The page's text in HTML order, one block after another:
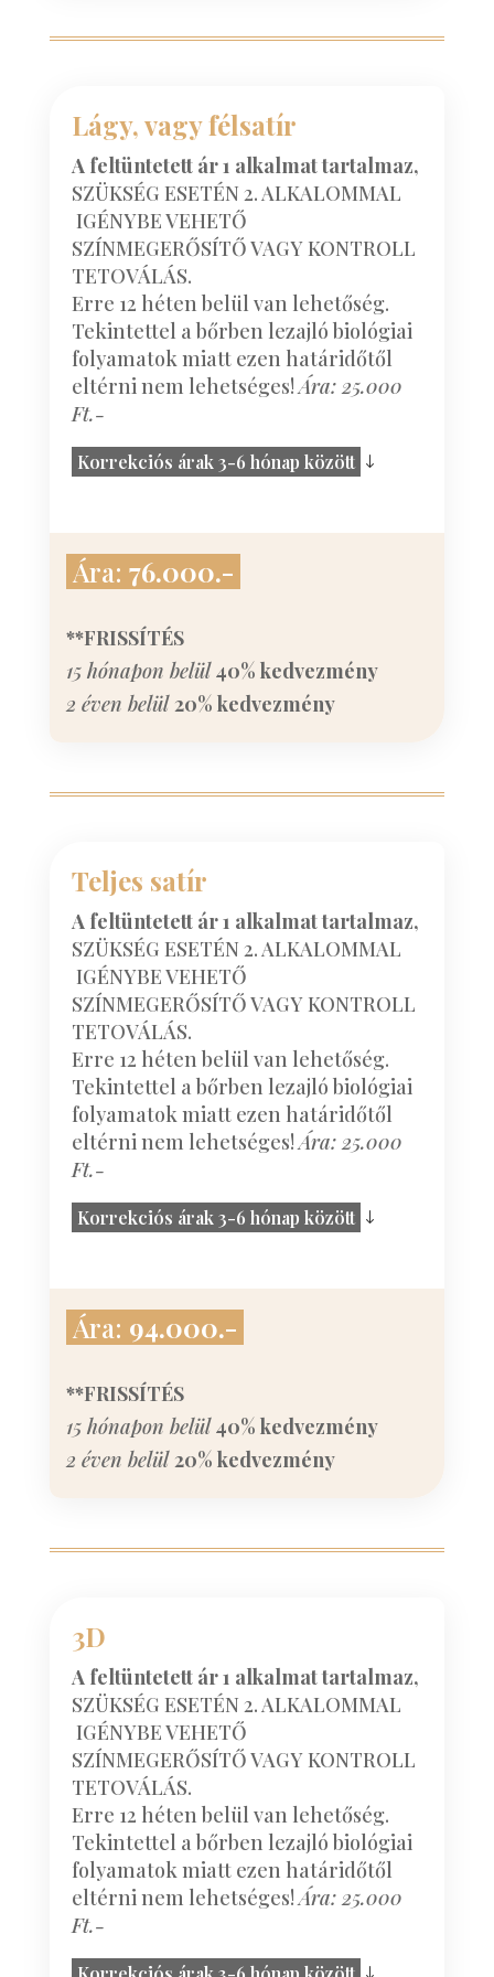
Lágy, vagy félsatír
A feltüntetett ár 1 alkalmat tartalmaz,
SZÜKSÉG ESETÉN 2. ALKALOMMAL
IGÉNYBE VEHETŐ
SZÍNMEGERŐSÍTŐ VAGY KONTROLL
TETOVÁLÁS.
Erre 12 héten belül van lehetőség.
Tekintettel a bőrben lezajló biológiai
folyamatok miatt ezen határidőtől
eltérni nem lehetséges! Ára: 25.000
Ft.-
Korrekciós árak 3-6 hónap között
Ára: 76.000.-
**FRISSÍTÉS
15 hónapon belül 40% kedvezmény
2 éven belül 20% kedvezmény
Teljes satír
A feltüntetett ár 1 alkalmat tartalmaz,
SZÜKSÉG ESETÉN 2. ALKALOMMAL
IGÉNYBE VEHETŐ
SZÍNMEGERŐSÍTŐ VAGY KONTROLL
TETOVÁLÁS.
Erre 12 héten belül van lehetőség.
Tekintettel a bőrben lezajló biológiai
folyamatok miatt ezen határidőtől
eltérni nem lehetséges! Ára: 25.000
Ft.-
Korrekciós árak 3-6 hónap között
Ára: 94.000.-
**FRISSÍTÉS
15 hónapon belül 40% kedvezmény
2 éven belül 20% kedvezmény
3D
A feltüntetett ár 1 alkalmat tartalmaz,
SZÜKSÉG ESETÉN 2. ALKALOMMAL
IGÉNYBE VEHETŐ
SZÍNMEGERŐSÍTŐ VAGY KONTROLL
TETOVÁLÁS.
Erre 12 héten belül van lehetőség.
Tekintettel a bőrben lezajló biológiai
folyamatok miatt ezen határidőtől
eltérni nem lehetséges! Ára: 25.000
Ft.-